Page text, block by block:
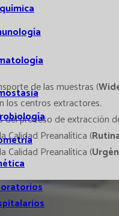
de las muestras (
los centros extractores.
proceso de extracción
Calidad Preanalítica (
Calidad Preanalítica (